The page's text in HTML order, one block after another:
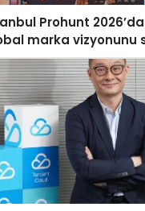
Prohunt
marka vizyonunu